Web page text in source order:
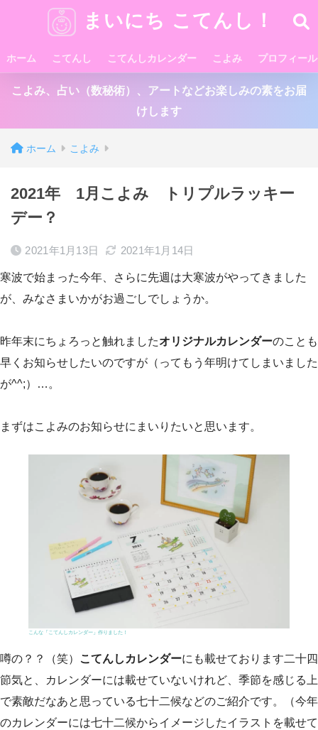
まいにち こてんし！
ホーム こてんし こてんしカレンダー こよみ プロフィール
こよみ、占い（数秘術）、アートなどお楽しみの素をお届
けします
ホーム こよみ
2021年 1月こよみ トリプルラッキー
デー？
2021年1月13日 2021年1月14日
寒波で始まった今年、さらに先週は大寒波がやってきました
が、みなさまいかがお過ごしでしょうか。
昨年末にちょろっと触れましたオリジナルカレンダーのことも
早くお知らせしたいのですが（ってもう年明けてしまいました
が^^;）…。
まずはこよみのお知らせにまいりたいと思います。
こんな「こてんしカレンダー」作りました！
噂の？？（笑） こてんしカレンダーにも載せております二十四
節気と、カレンダーには載せていないけれど、季節を感じる上
で素敵だなあと思っている七十二候などのご紹介です。（今年
のカレンダーには七十二候からイメージしたイラストを載せて